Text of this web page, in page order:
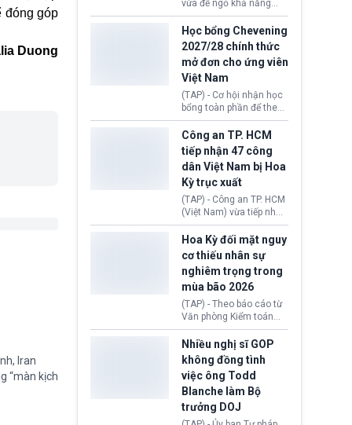
đóng góp
Duong
Iran
“màn kịch
lên lo ngại về việc thực
thi Thỏa thuận Rút khỏi
Liên minh châu Âu
(Withdrawal
Agreement).
vừa để ngỏ khả năng
sớm đạt thỏa thuận với
Iran nhằm mở lại eo biển
Hormuz, mở đường cho
việc khôi phục hoạt
động hàng hải. Những
tín hiệu ngoại giao tích
cực này lập tức tác động
đến thị trường năng
lượng, kéo giá dầu thế
giới lùi sâu xuống dưới
mức 80 USD/thùng.
Học bổng Chevening
2027/28 chính thức
mở đơn cho ứng viên
Việt Nam
(TAP) - Cơ hội nhận học
bổng toàn phần để theo
học chương trình thạc sĩ
tại Vương quốc Anh đã
chính thức quay trở lại.
Học bổng Chevening
2027/28 của Chính phủ
Anh vừa mở cổng ứng
tuyển dành riêng ứng
viên Việt Nam, hỗ trợ
toàn bộ chi phí học tập
cùng nhiều quyền lợi
trong suốt một năm
học.
Công an TP. HCM
tiếp nhận 47 công
dân Việt Nam bị Hoa
Kỳ trục xuất
(TAP) - Công an TP. HCM
(Việt Nam) vừa tiếp nhận
47 công dân Việt Nam bị
Hoa Kỳ trục xuất về
nước. Đây là đợt có số
lượng lớn nhất từ đầu
năm 2026 đến nay, phản
ánh xu hướng gia tăng
các trường hợp trục
xuất.
Hoa Kỳ đối mặt nguy
cơ thiếu nhân sự
nghiêm trọng trong
mùa bão 2026
(TAP) - Theo báo cáo từ
Văn phòng Kiểm toán
Chính phủ (GAO), Cơ
quan Quản lý Khẩn cấp
Liên bang (FEMA) thuộc
Bộ An ninh Nội địa Hoa
Kỳ (DHS) đang đối mặt
nguy cơ thiếu hụt lực
lượng trầm trọng. Điều
này cần được đặc biệt
Nhiều nghị sĩ GOP
không đồng tình
việc ông Todd
Blanche làm Bộ
trưởng DOJ